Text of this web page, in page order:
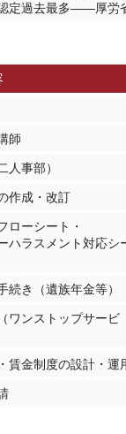
定過去最多――厚労
師
人事部）
作成・改訂
ローシート・
ハラスメント対応シ
続き（遺族年金等）
ワンストップサービ
賃金制度の設計・運